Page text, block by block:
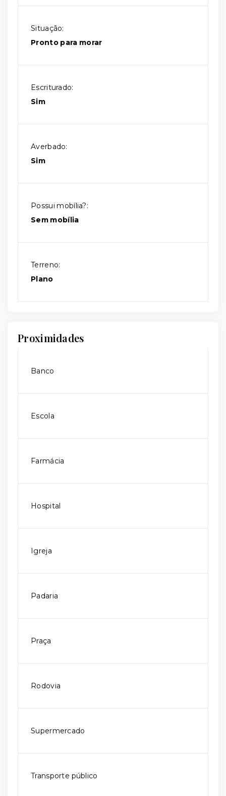
Situação:
Pronto para morar
Escriturado:
Sim
Averbado:
Sim
Possui mobília?:
Sem mobília
Terreno:
Plano
Proximidades
Banco
Escola
Farmácia
Hospital
Igreja
Padaria
Praça
Rodovia
Supermercado
Transporte público